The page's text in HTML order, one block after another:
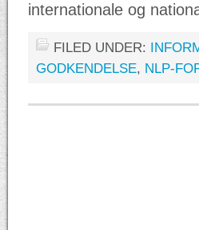
internationale og
FILED UNDER:
GODKENDELSE, NLP-